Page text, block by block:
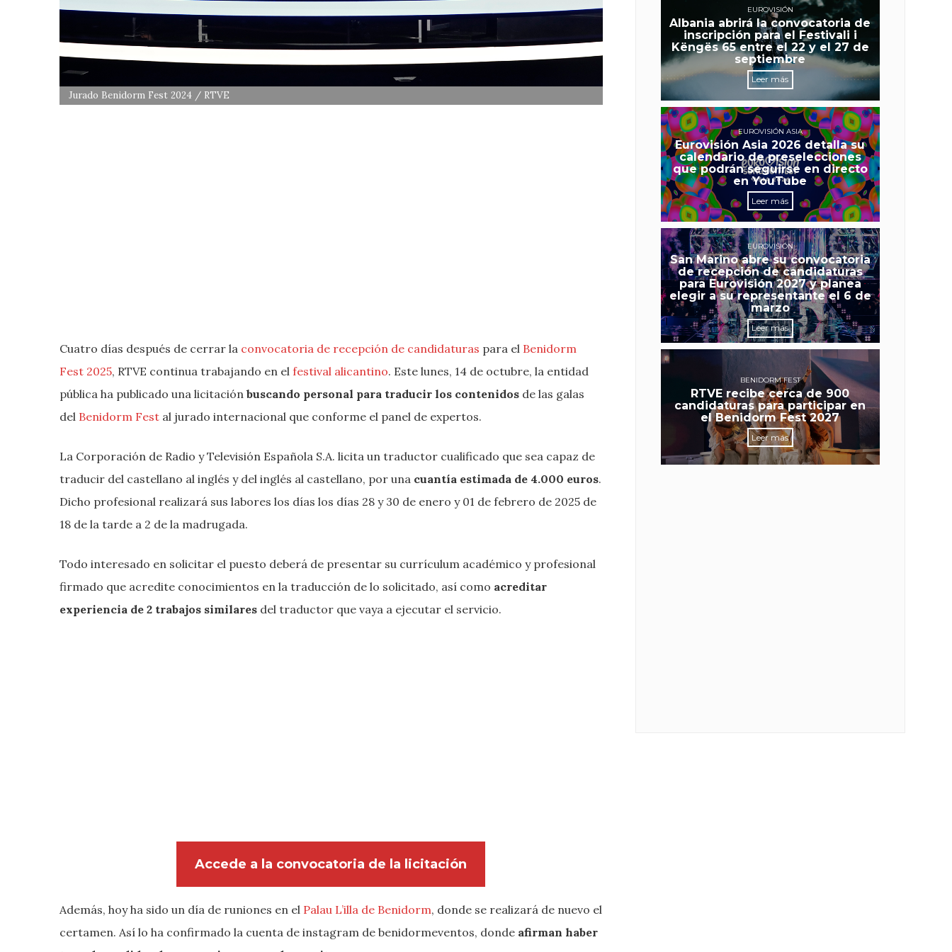
Jurado Benidorm Fest 2024 / RTVE
Cuatro días después de cerrar la convocatoria de recepción de candidaturas para el Benidorm
Fest 2025, RTVE continua trabajando en el festival alicantino. Este lunes, 14 de octubre, la entidad
pública ha publicado una licitación buscando personal para traducir los contenidos de las galas
del Benidorm Fest al jurado internacional que conforme el panel de expertos.
La Corporación de Radio y Televisión Española S.A. licita un traductor cualificado que sea capaz de
traducir del castellano al inglés y del inglés al castellano, por una cuantía estimada de 4.000 euros.
Dicho profesional realizará sus labores los días los días 28 y 30 de enero y 01 de febrero de 2025 de
18 de la tarde a 2 de la madrugada.
Todo interesado en solicitar el puesto deberá de presentar su currículum académico y profesional
firmado que acredite conocimientos en la traducción de lo solicitado, así como acreditar
experiencia de 2 trabajos similares del traductor que vaya a ejecutar el servicio.
Accede a la convocatoria de la licitación
Además, hoy ha sido un día de runiones en el Palau L’illa de Benidorm, donde se realizará de nuevo el
certamen. Así lo ha confirmado la cuenta de instagram de benidormeventos, donde afirman haber
EUROVISIÓN
Albania abrirá la convocatoria de
inscripción para el Festivali i
Këngës 65 entre el 22 y el 27 de
septiembre
Leer más
EUROVISIÓN ASIA
Eurovisión Asia 2026 detalla su
calendario de preselecciones
que podrán seguirse en directo
en YouTube
Leer más
EUROVISIÓN
San Marino abre su convocatoria
de recepción de candidaturas
para Eurovisión 2027 y planea
elegir a su representante el 6 de
marzo
Leer más
BENIDORM FEST
RTVE recibe cerca de 900
candidaturas para participar en
el Benidorm Fest 2027
Leer más